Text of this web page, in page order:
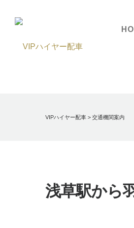
VIPハイヤー配車 > 交通機関案内
浅草駅から